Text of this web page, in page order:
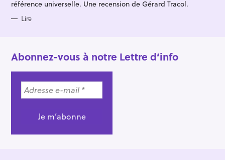
référence universelle. Une recension de Gérard Tracol.
Lire
Abonnez-vous à notre Lettre d’info